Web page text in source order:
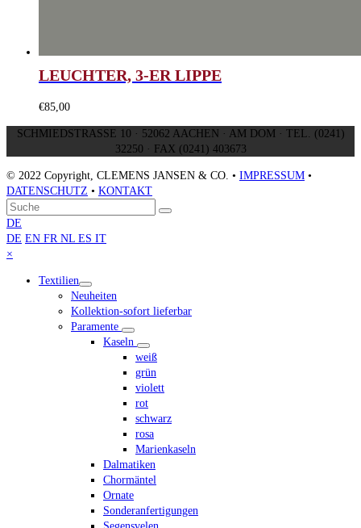
LEUCHTER, 3-ER LIPPE
€85,00
SCHMIEDSTRASSE 10 · 52062 AACHEN · AM DOM · TEL. (0241)
32250 · FAX (0241) 403673
© 2022 Copyright, CLEMENS JANSEN & CO. • IMPRESSUM •
DATENSCHUTZ • KONTAKT
An
den
Anfang
scrollen
Suche
Senden
DE
DE EN FR NL ES IT
×
menu
Textilien
Neuheiten
Kollektion-sofort lieferbar
Paramente
Kaseln
weiß
grün
violett
rot
schwarz
rosa
Marienkaseln
Dalmatiken
Chormäntel
Ornate
Sonderanfertigungen